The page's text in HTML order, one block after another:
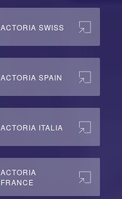
ACTORIA SWISS
ACTORIA SPAIN
ACTORIA ITALIA
ACTORIA
FRANCE